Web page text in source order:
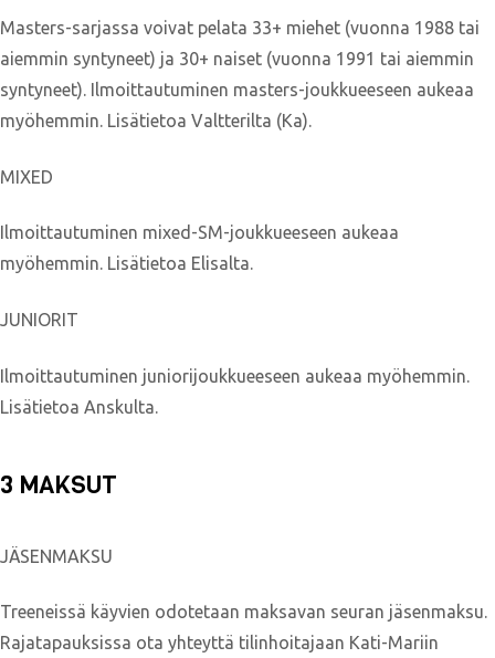
Masters-sarjassa voivat pelata 33+ miehet (vuonna 1988 tai
aiemmin syntyneet) ja 30+ naiset (vuonna 1991 tai aiemmin
syntyneet). Ilmoittautuminen masters-joukkueeseen aukeaa
myöhemmin. Lisätietoa Valtterilta (Ka).
MIXED
Ilmoittautuminen mixed-SM-joukkueeseen aukeaa
myöhemmin. Lisätietoa Elisalta.
JUNIORIT
Ilmoittautuminen juniorijoukkueeseen aukeaa myöhemmin.
Lisätietoa Anskulta.
3 MAKSUT
JÄSENMAKSU
Treeneissä käyvien odotetaan maksavan seuran jäsenmaksu.
Rajatapauksissa ota yhteyttä tilinhoitajaan Kati-Mariin